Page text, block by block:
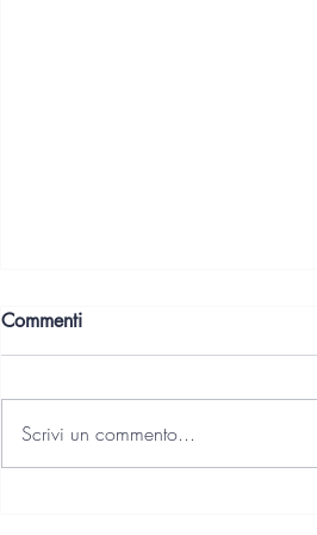
Commenti
Scrivi un commento...